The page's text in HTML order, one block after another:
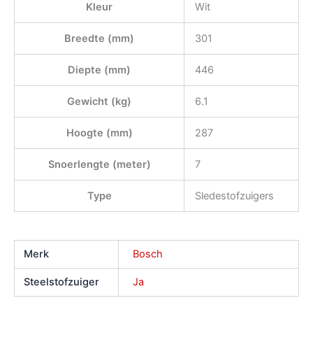
Kleur Wit
Breedte (mm) 301
Diepte (mm) 446
Gewicht (kg) 6.1
Hoogte (mm) 287
Snoerlengte (meter) 7
Type Sledestofzuigers
Merk Bosch
Steelstofzuiger Ja